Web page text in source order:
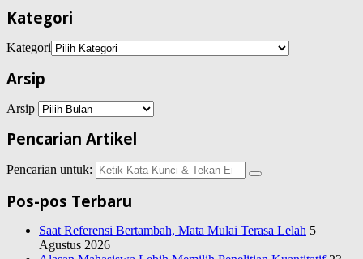
Kategori
Kategori
Arsip
Arsip
Pencarian Artikel
Pencarian untuk:
Pos-pos Terbaru
Saat Referensi Bertambah, Mata Mulai Terasa Lelah 5
Agustus 2026